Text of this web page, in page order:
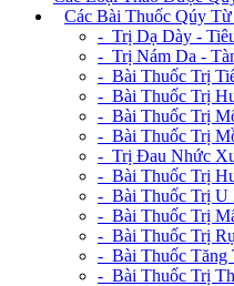
Các Bài Thuốc Qúy
- Trị Dạ Dày -
- Trị Nám Da -
- Bài Thuốc Trị
- Bài Thuốc Trị
- Bài Thuốc Trị
- Bài Thuốc Trị
- Trị Đau Nhức
- Bài Thuốc Trị
- Bài Thuốc Trị U
- Bài Thuốc Trị
- Bài Thuốc Trị
- Bài Thuốc Tăng
- Bài Thuốc Trị